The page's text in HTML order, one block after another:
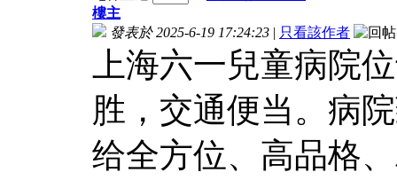
樓主
發表於 2025-6-19 17:24:23 | 只看該作者
上海六一兒童病院
胜，交通便当。病
给全方位、高品格